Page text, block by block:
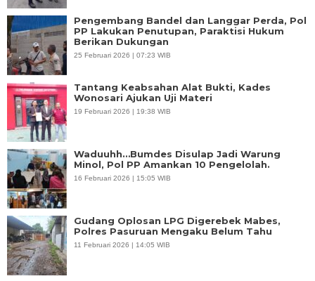
Pengembang Bandel dan Langgar Perda, Pol
PP Lakukan Penutupan, Paraktisi Hukum
Berikan Dukungan
25 Februari 2026 | 07:23 WIB
Tantang Keabsahan Alat Bukti, Kades
Wonosari Ajukan Uji Materi
19 Februari 2026 | 19:38 WIB
Waduuhh…Bumdes Disulap Jadi Warung
Minol, Pol PP Amankan 10 Pengelolah.
16 Februari 2026 | 15:05 WIB
Gudang Oplosan LPG Digerebek Mabes,
Polres Pasuruan Mengaku Belum Tahu
11 Februari 2026 | 14:05 WIB